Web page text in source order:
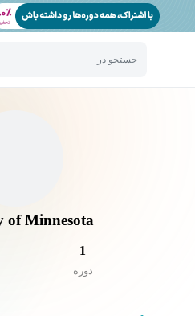
جستجو در
of Minnesota
1
دوره